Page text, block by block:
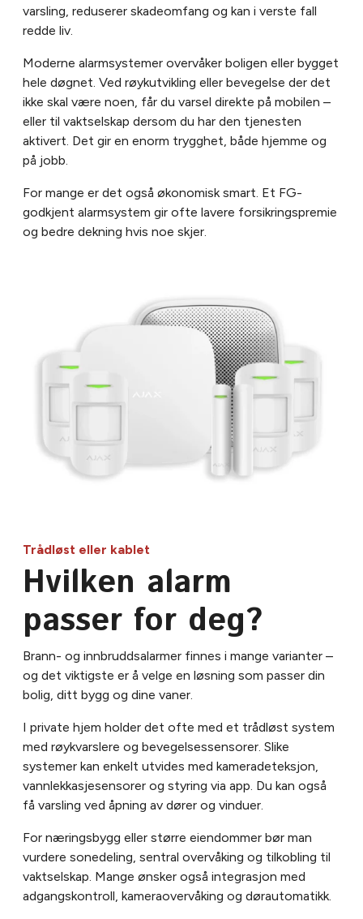
varsling, reduserer skadeomfang og kan i verste fall
redde liv.
Moderne alarmsystemer overvåker boligen eller bygget
hele døgnet. Ved røykutvikling eller bevegelse der det
ikke skal være noen, får du varsel direkte på mobilen –
eller til vaktselskap dersom du har den tjenesten
aktivert. Det gir en enorm trygghet, både hjemme og
på jobb.
For mange er det også økonomisk smart. Et FG-
godkjent alarmsystem gir ofte lavere forsikringspremie
og bedre dekning hvis noe skjer.
Trådløst eller kablet
Hvilken alarm
passer for deg?
Brann- og innbruddsalarmer finnes i mange varianter –
og det viktigste er å velge en løsning som passer din
bolig, ditt bygg og dine vaner.
I private hjem holder det ofte med et trådløst system
med røykvarslere og bevegelsessensorer. Slike
systemer kan enkelt utvides med kameradeteksjon,
vannlekkasjesensorer og styring via app. Du kan også
få varsling ved åpning av dører og vinduer.
For næringsbygg eller større eiendommer bør man
vurdere sonedeling, sentral overvåking og tilkobling til
vaktselskap. Mange ønsker også integrasjon med
adgangskontroll, kameraovervåking og dørautomatikk.